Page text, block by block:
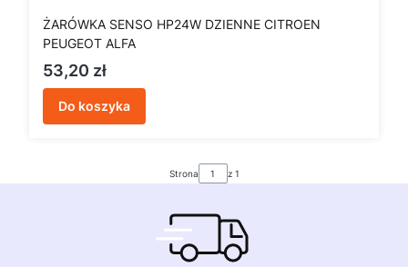
ŻARÓWKA SENSO HP24W DZIENNE CITROEN
PEUGEOT ALFA
Cena
53,20 zł
Do koszyka
Strona z 1